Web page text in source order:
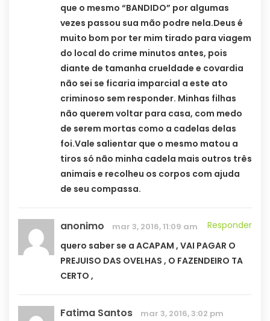
que o mesmo “BANDIDO” por algumas
vezes passou sua mão podre nela.Deus é
muito bom por ter mim tirado para viagem
do local do crime minutos antes, pois
diante de tamanha crueldade e covardia
não sei se ficaria imparcial a este ato
criminoso sem responder. Minhas filhas
não querem voltar para casa, com medo
de serem mortas como a cadelas delas
foi.Vale salientar que o mesmo matou a
tiros só não minha cadela mais outros três
animais e recolheu os corpos com ajuda
de seu compassa.
anonimo mar 3, 2016, 11:09 am
Responder
quero saber se a ACAPAM , VAI PAGAR O
PREJUISO DAS OVELHAS , O FAZENDEIRO TA
CERTO ,
Fatima Santos mar 3, 2016, 3:02 pm